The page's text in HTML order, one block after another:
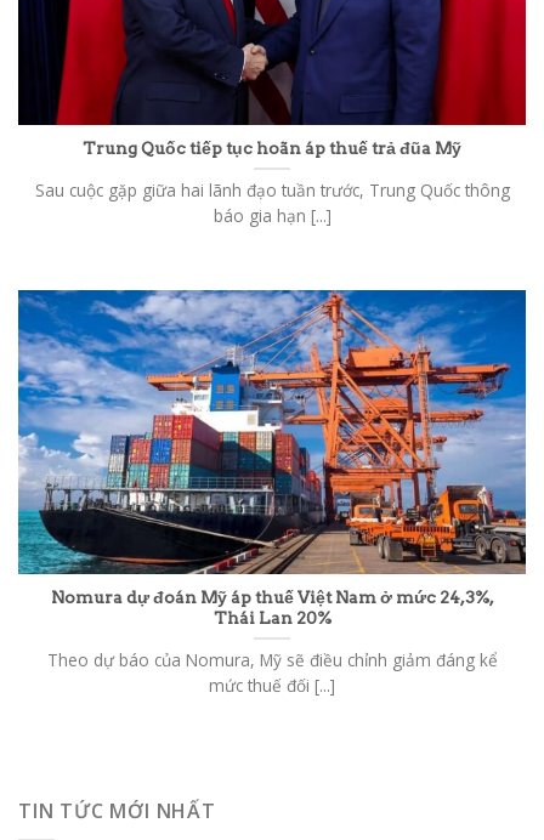
Trung Quốc tiếp tục hoãn áp thuế trả đũa Mỹ
Sau cuộc gặp giữa hai lãnh đạo tuần trước, Trung Quốc thông
báo gia hạn [...]
Nomura dự đoán Mỹ áp thuế Việt Nam ở mức 24,3%,
Thái Lan 20%
Theo dự báo của Nomura, Mỹ sẽ điều chỉnh giảm đáng kể
mức thuế đối [...]
TIN TỨC MỚI NHẤT